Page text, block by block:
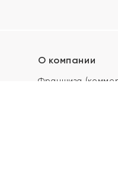
О компании
Франшиза